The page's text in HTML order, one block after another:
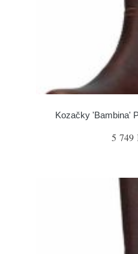
Kozačky 'Bambina'
5 749